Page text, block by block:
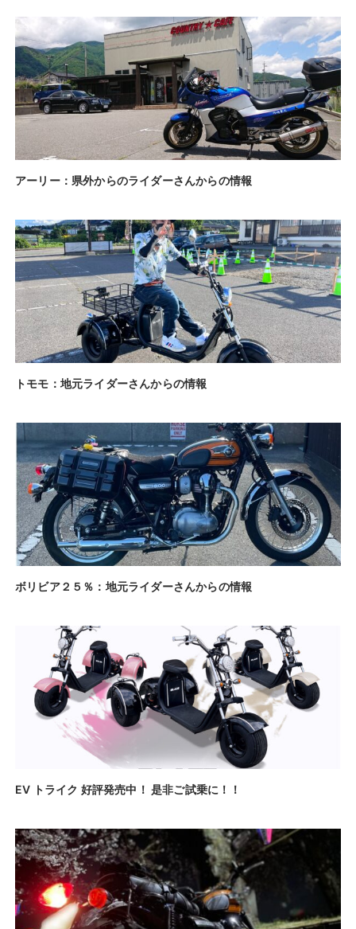
アーリー：県外からのライダーさんからの情報
トモモ：地元ライダーさんからの情報
ボリビア２５％：地元ライダーさんからの情報
EV トライク 好評発売中！ 是非ご試乗に！！